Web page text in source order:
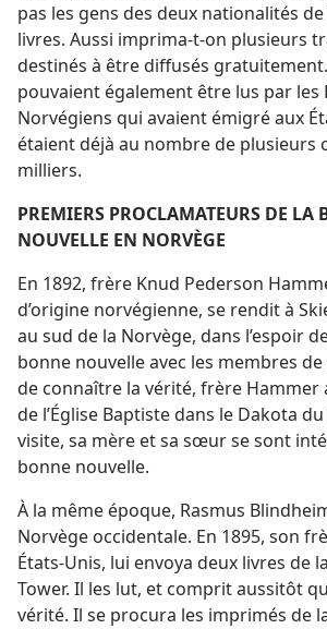
pas les gens des deux nationalités
livres. Aussi imprima-​t-​on plusieurs
destinés à être diffusés
pouvaient également être lus par les
Norvégiens qui avaient émigré aux
étaient déjà au nombre de plusieurs
milliers.
PREMIERS PROCLAMATEURS DE LA
NOUVELLE EN NORVÈGE
En 1892, frère Knud Pederson
d’origine norvégienne, se rendit à
au sud de la Norvège, dans l’espoir
bonne nouvelle avec les membres
de connaître la vérité, frère Hammer
de l’Église Baptiste dans le Dakota
visite, sa mère et sa sœur se sont
bonne nouvelle.
À la même époque, Rasmus
Norvège occidentale. En 1895, son
États-Unis, lui envoya deux livres de
Tower. Il les lut, et comprit aussitôt
vérité. Il se procura les imprimés de